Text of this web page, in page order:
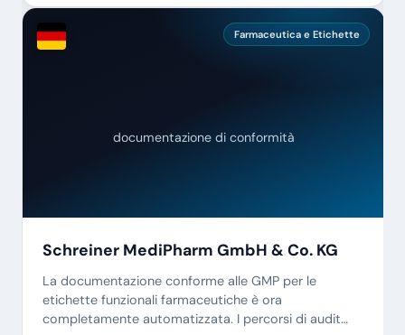
Farmaceutica e Etichette
documentazione di conformità
Schreiner MediPharm GmbH & Co. KG
La documentazione conforme alle GMP per le
etichette funzionali farmaceutiche è ora
completamente automatizzata. I percorsi di audit